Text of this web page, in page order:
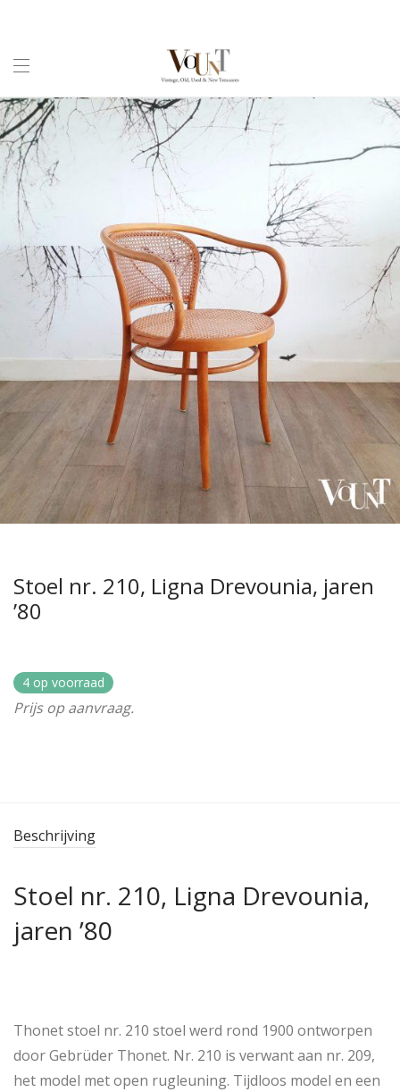
Stoel nr. 210, Ligna Drevounia, jaren
’80
4 op voorraad
Prijs op aanvraag.
Beschrijving
Stoel nr. 210, Ligna Drevounia,
jaren ’80
Thonet stoel nr. 210 stoel werd rond 1900 ontworpen
door Gebrüder Thonet. Nr. 210 is verwant aan nr. 209,
het model met open rugleuning. Tijdloos model en een